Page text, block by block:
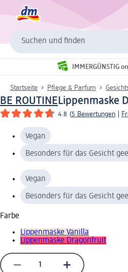
Suchen und finden
IMMERGÜNSTIG
Startseite Pflege & Parfum
BE ROUTINELippenmaske
4.8 (5 Bewertungen
Vegan
Besonders für das Gesicht
Vegan
Besonders für das Gesicht
Farbe
Lippenmaske Vanilla
Lippenmaske Dragonfruit